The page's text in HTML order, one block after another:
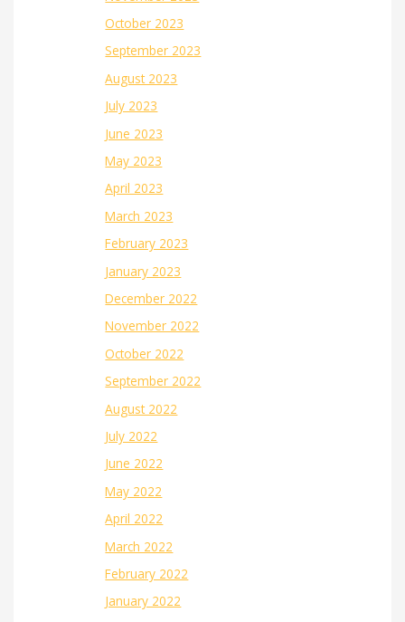
October 2023
September 2023
August 2023
July 2023
June 2023
May 2023
April 2023
March 2023
February 2023
January 2023
December 2022
November 2022
October 2022
September 2022
August 2022
July 2022
June 2022
May 2022
April 2022
March 2022
February 2022
January 2022